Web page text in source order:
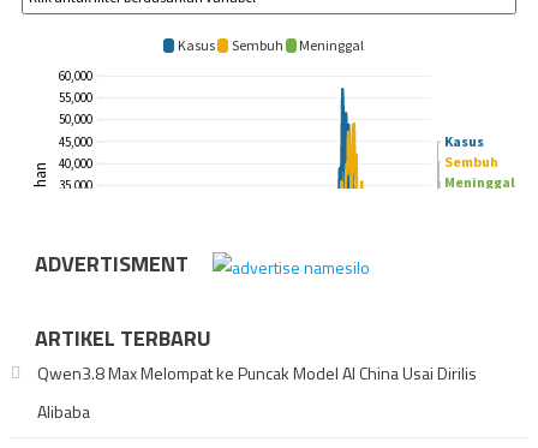
ADVERTISMENT
ARTIKEL TERBARU
Qwen3.8 Max Melompat ke Puncak Model AI China Usai Dirilis
Alibaba